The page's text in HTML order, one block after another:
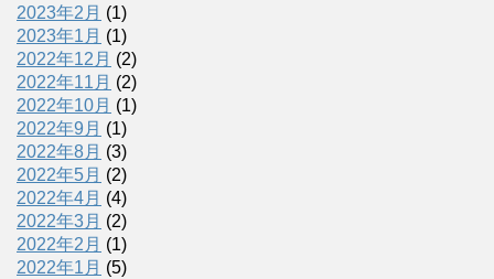
2023年2月 (1)
2023年1月 (1)
2022年12月 (2)
2022年11月 (2)
2022年10月 (1)
2022年9月 (1)
2022年8月 (3)
2022年5月 (2)
2022年4月 (4)
2022年3月 (2)
2022年2月 (1)
2022年1月 (5)